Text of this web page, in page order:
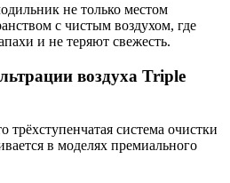
не только местом
с чистым воздухом, где
и не теряют свежесть.
воздуха Triple
система очистки
в моделях премиального